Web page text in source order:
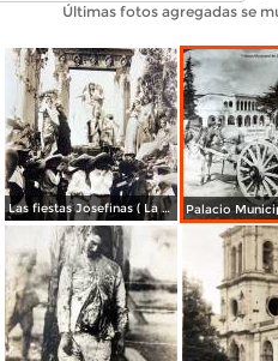
Últimas fotos agregadas se
Las fiestas Josefinas ( La oracion de Judith ) Octubre de 1920